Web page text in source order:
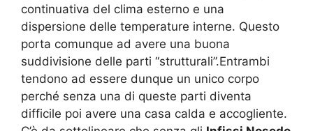
continuativa del clima esterno e una
dispersione delle temperature interne. Questo
porta comunque ad avere una buona
suddivisione delle parti “strutturali”.Entrambi
tendono ad essere dunque un unico corpo
perché senza una di queste parti diventa
difficile poi avere una casa calda e accogliente.